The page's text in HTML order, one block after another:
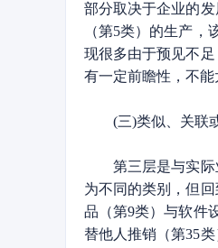
部分取决于企业的
（第5类）的生产
现很多由于预见不
有一定前瞻性，不能
(三)类似、关联或
第三层是与实际业
为不同的类别，但
品（第9类）与软件
替他人推销（第35